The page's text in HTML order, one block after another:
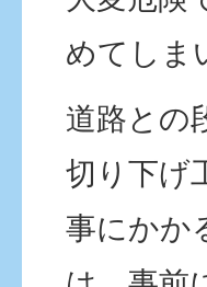
めてしま
道路との
切り下げ
事にかか